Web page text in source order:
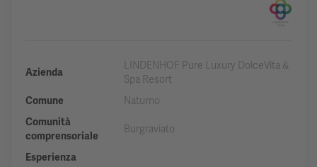
Azienda
LINDENHOF Pure Luxury DolceVita &
Spa Resort
Comune
Naturno
Comunità
comprensoriale
Burgraviato
Esperienza